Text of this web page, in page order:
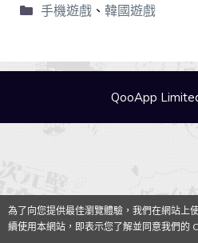
手機遊戲、 韓國遊戲
QooApp
為了向您提供最佳瀏覽體驗，我們在網站上
續使用本網站，即表示您了解並同意我們的